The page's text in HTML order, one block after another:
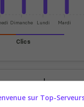
Dimanche Lundi Mardi
Clics
mensuels
sur Top-